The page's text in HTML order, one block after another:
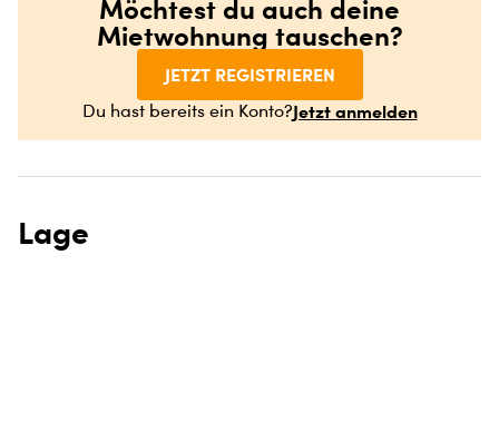
Möchtest du auch deine
Mietwohnung tauschen?
JETZT REGISTRIEREN
Du hast bereits ein Konto?Jetzt anmelden
Lage